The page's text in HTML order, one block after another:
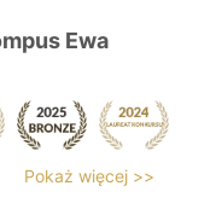
Ewa
Pokaż więcej >>